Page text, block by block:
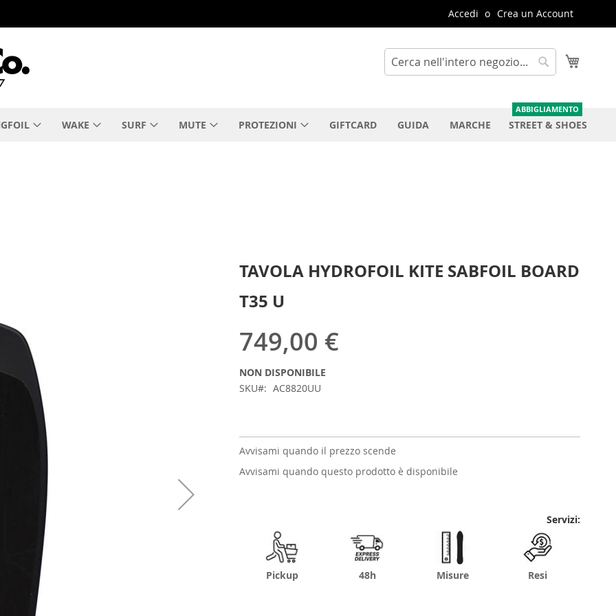
Accedi Crea un Account
Cerca
WAKE SURF MUTE PROTEZIONI GIFTCARD GUIDA MARCHE STREET & SHOES
TAVOLA HYDROFOIL KITE SABFOIL BOARD
T35 U
749,00 €
NON DISPONIBILE
SKU
AC8820UU
Avvisami quando il prezzo scende
Avvisami quando questo prodotto è disponibile
Servizi:
Pickup 48h Misure Resi